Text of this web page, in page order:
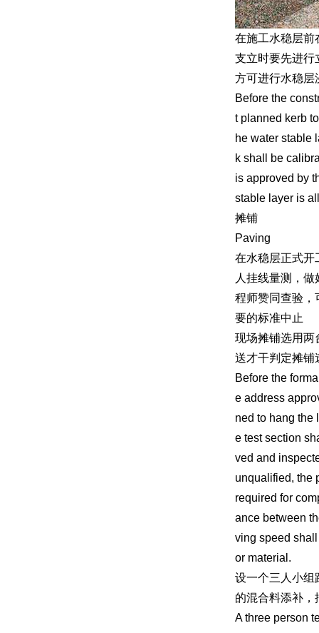
在施工水稳层前
支立时要先进行
方可进行水稳层
Before the
t planned kerb
he water stable
k shall be
is approved by
stable layer is
摊铺
Paving
在水稳层正式开
人挂线量测，
程师赞同查验，
要的标准中止
现场摊铺选用两
送才干判定摊铺
Before the
e address
ned to hang the
e test section
ved and
unqualified, the
required for
ance between
ving speed
or material.
设一个三人小组
的混合料添补，
A three person